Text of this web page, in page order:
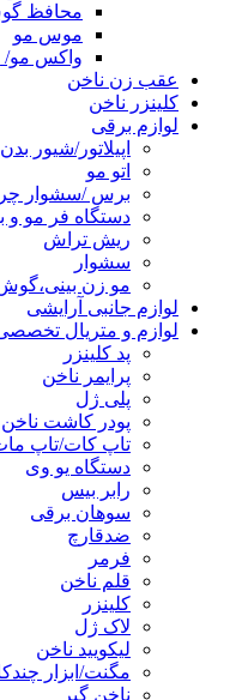
محافظ
موس مو
واکس مو/
عقب زن ناخن
کلینزر ناخن
لوازم برقی
اپیلاتور/شیور بدن
اتو مو
برس /سشوار
دستگاه فر مو و
ریش تراش
سشوار
مو زن بینی،گوش
لوازم جانبی آرایشی
لوازم و متریال
پد کلینزر
پرایمر ناخن
پلی ژل
پودر کاشت ناخن
تاپ کات/تاپ
دستگاه یو وی
رابر بیس
سوهان برقی
ضدقارچ
فرمر
قلم ناخن
کلینزر
لاک ژل
لیکوييد ناخن
مگنت/ابزار
ناخن گیر